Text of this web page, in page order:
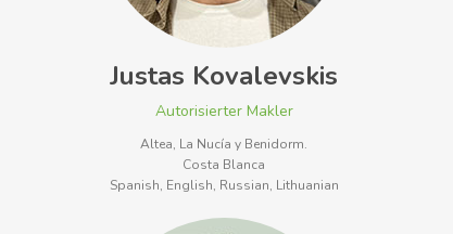
Justas Kovalevskis
Autorisierter Makler
Altea, La Nucía y Benidorm.
Costa Blanca
Spanish, English, Russian, Lithuanian